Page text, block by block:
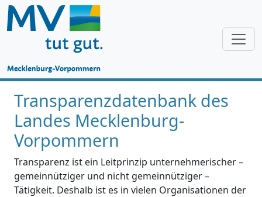
Transparenzdatenbank des
Landes Mecklenburg-
Vorpommern
Transparenz ist ein Leitprinzip unternehmerischer –
gemeinnütziger und nicht gemeinnütziger –
Tätigkeit. Deshalb ist es in vielen Organisationen der